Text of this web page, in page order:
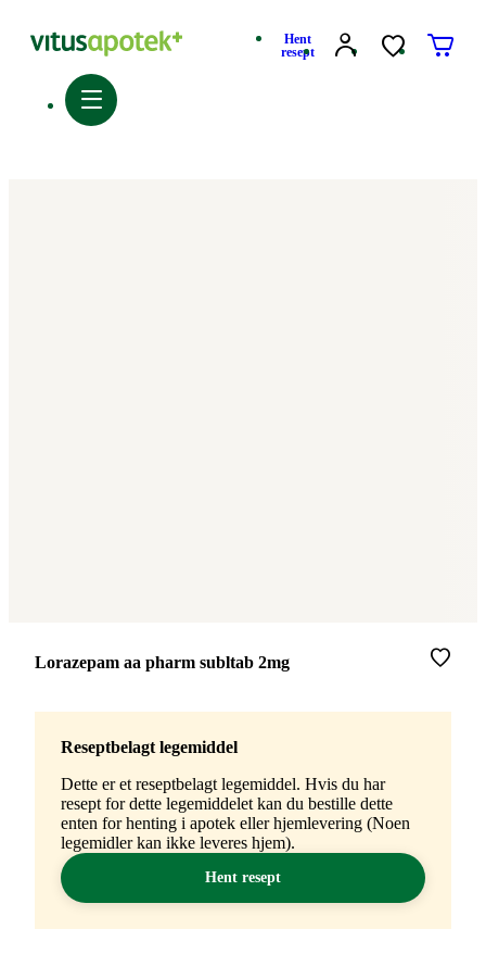
Hent
resept
Merke:
Lorazepam aa pharm subltab 2mg
Reseptbelagt legemiddel
Dette er et reseptbelagt legemiddel. Hvis du har
resept for dette legemiddelet kan du bestille dette
enten for henting i apotek eller hjemlevering (Noen
legemidler kan ikke leveres hjem).
Hent resept